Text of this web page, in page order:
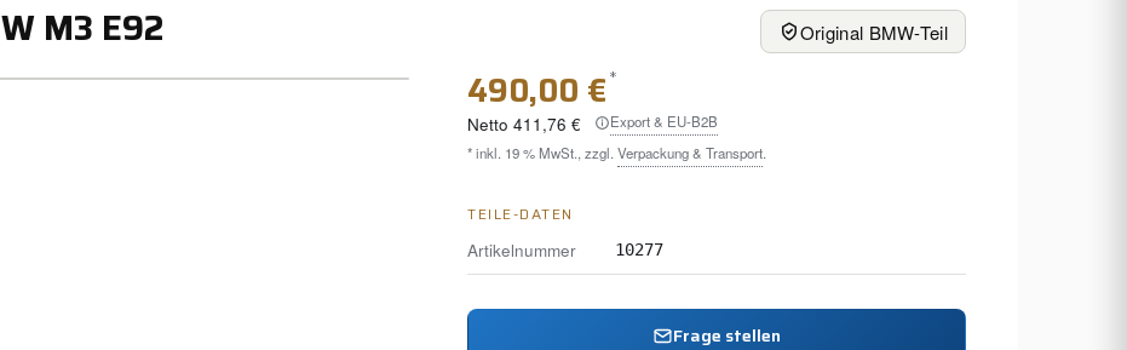
M3 E92 Original BMW-Teil
490,00 €*
Netto 411,76 €
Export & EU-B2B
* inkl. 19 % MwSt., zzgl. Verpackung & Transport.
TEILE-DATEN
Artikelnummer
10277
Frage stellen